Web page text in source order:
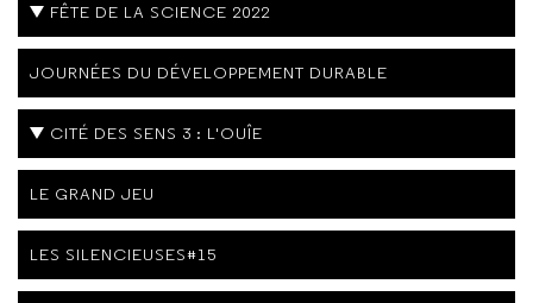
FÊTE DE LA SCIENCE 2022
JOURNÉES DU DÉVELOPPEMENT DURABLE
CITÉ DES SENS 3 : L'OUÎE
LE GRAND JEU
LES SILENCIEUSES#15